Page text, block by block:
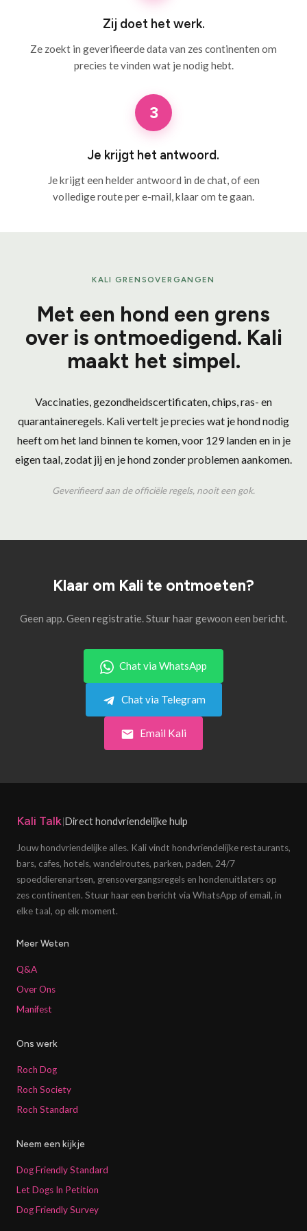
Zij doet het werk.
Ze zoekt in geverifieerde data van zes continenten om
precies te vinden wat je nodig hebt.
3
Je krijgt het antwoord.
Je krijgt een helder antwoord in de chat, of een
volledige route per e-mail, klaar om te gaan.
KALI GRENSOVERGANGEN
Met een hond een grens
over is ontmoedigend. Kali
maakt het simpel.
Vaccinaties, gezondheidscertificaten, chips, ras- en
quarantaineregels. Kali vertelt je precies wat je hond nodig
heeft om het land binnen te komen, voor 129 landen en in je
eigen taal, zodat jij en je hond zonder problemen aankomen.
Geverifieerd aan de officiële regels, nooit een gok.
Klaar om Kali te ontmoeten?
Geen app. Geen registratie. Stuur haar gewoon een bericht.
Chat via WhatsApp
Chat via Telegram
Email Kali
Kali Talk Direct hondvriendelijke hulp
Jouw hondvriendelijke alles. Kali vindt hondvriendelijke restaurants,
bars, cafes, hotels, wandelroutes, parken, paden, 24/7
spoeddierenartsen, grensovergangsregels en hondenuitlaters op
zes continenten. Stuur haar een bericht via WhatsApp of email, in
elke taal, op elk moment.
Meer Weten
Q&A
Over Ons
Manifest
Ons werk
Roch Dog
Roch Society
Roch Standard
Neem een kijkje
Dog Friendly Standard
Let Dogs In Petition
Dog Friendly Survey